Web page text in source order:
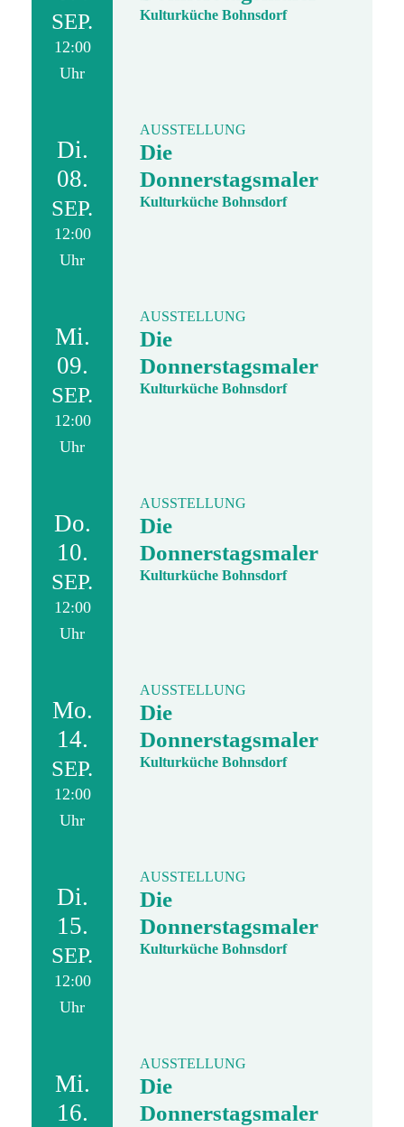
SEP.
12:00
Uhr
Kulturküche Bohnsdorf
Di.
08.
SEP.
12:00
Uhr
AUSSTELLUNG
Die
Donnerstagsmaler
Kulturküche Bohnsdorf
Mi.
09.
SEP.
12:00
Uhr
AUSSTELLUNG
Die
Donnerstagsmaler
Kulturküche Bohnsdorf
Do.
10.
SEP.
12:00
Uhr
AUSSTELLUNG
Die
Donnerstagsmaler
Kulturküche Bohnsdorf
Mo.
14.
SEP.
12:00
Uhr
AUSSTELLUNG
Die
Donnerstagsmaler
Kulturküche Bohnsdorf
Di.
15.
SEP.
12:00
Uhr
AUSSTELLUNG
Die
Donnerstagsmaler
Kulturküche Bohnsdorf
Mi.
16.
AUSSTELLUNG
Die
Donnerstagsmaler